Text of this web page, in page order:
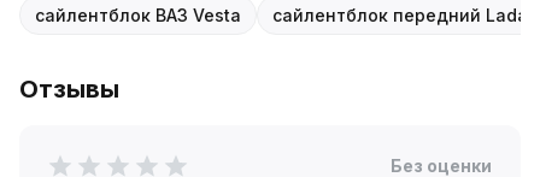
сайлентблок ВАЗ Vesta сайлентблок передний Lada
Отзывы
Без оценки